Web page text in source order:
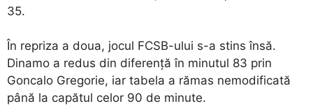
35.
În repriza a doua, jocul FCSB-ului s-a stins însă.
Dinamo a redus din diferență în minutul 83 prin
Goncalo Gregorie, iar tabela a rămas nemodificată
până la capătul celor 90 de minute.